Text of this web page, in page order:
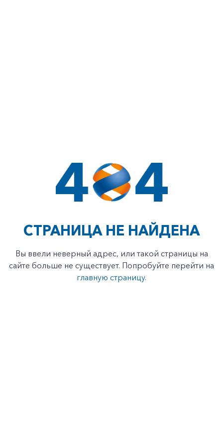
СТРАНИЦА НЕ НАЙДЕНА
Вы ввели неверный адрес, или такой страницы на
сайте больше не существует. Попробуйте перейти на
главную страницу.